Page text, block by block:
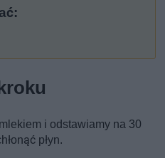
i odstawiamy na 30
płyn.